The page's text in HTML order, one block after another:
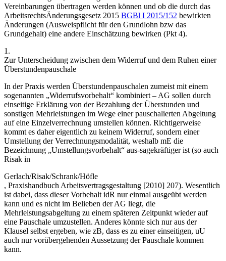
Vereinbarungen übertragen werden können und ob die durch das
ArbeitsrechtsÄnderungsgesetz 2015 BGBl I 2015/152 bewirkten
Änderungen (Ausweispflicht für den Grundlohn bzw das
Grundgehalt) eine andere Einschätzung bewirken (Pkt 4).
1.
Zur Unterscheidung zwischen dem Widerruf und dem Ruhen einer
Überstundenpauschale
In der Praxis werden Überstundenpauschalen zumeist mit einem
sogenannten „Widerrufsvorbehalt“ kombiniert – AG sollen durch
einseitige Erklärung von der Bezahlung der Überstunden und
sonstigen Mehrleistungen im Wege einer pauschalierten Abgeltung
auf eine Einzelverrechnung umstellen können. Richtigerweise
kommt es daher eigentlich zu keinem Widerruf, sondern einer
Umstellung der Verrechnungsmodalität, weshalb mE die
Bezeichnung „Umstellungsvorbehalt“ aus-sagekräftiger ist (so auch
Risak in
Gerlach/Risak/Schrank/Höfle
, Praxishandbuch Arbeitsvertragsgestaltung [2010] 207). Wesentlich
ist dabei, dass dieser Vorbehalt idR nur einmal ausgeübt werden
kann und es nicht im Belieben der AG liegt, die
Mehrleistungsabgeltung zu einem späteren Zeitpunkt wieder auf
eine Pauschale umzustellen. Anderes könnte sich nur aus der
Klausel selbst ergeben, wie zB, dass es zu einer einseitigen, uU
auch nur vorübergehenden Aussetzung der Pauschale kommen
kann.